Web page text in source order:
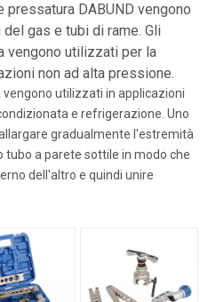
DABUND vengono
gas e tubi di rame. Gli
vengono utilizzati per la
non ad alta pressione.
utilizzati in applicazioni
e refrigerazione. Uno
gradualmente l'estremità
tubo a parete sottile in modo che
dell'altro e quindi unire